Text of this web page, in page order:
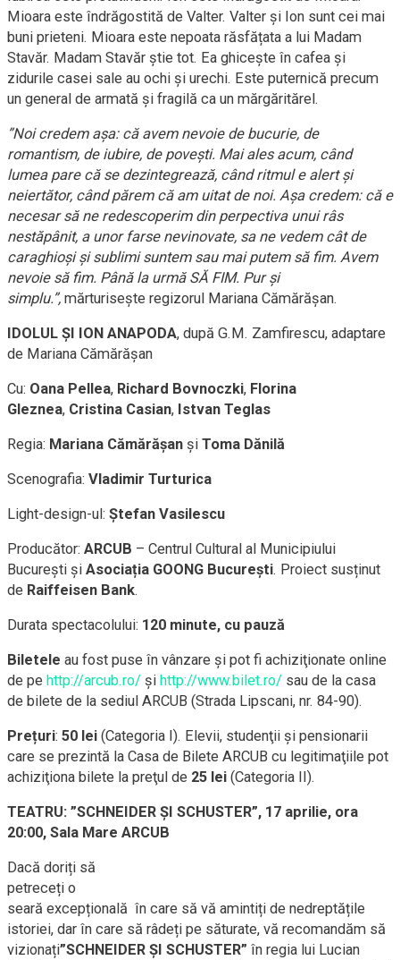
Mioara este îndrăgostită de Valter. Valter și Ion sunt cei mai
buni prieteni. Mioara este nepoata răsfățata a lui Madam
Stavăr. Madam Stavăr știe tot. Ea ghicește în cafea și
zidurile casei sale au ochi și urechi. Este puternică precum
un general de armată și fragilă ca un mărgăritărel.
”Noi credem așa: că avem nevoie de bucurie, de
romantism, de iubire, de povești. Mai ales acum, când
lumea pare că se dezintegrează, când ritmul e alert și
neiertător, când părem că am uitat de noi. Așa credem: că e
necesar să ne redescoperim din perpectiva unui râs
nestăpânit, a unor farse nevinovate, sa ne vedem cât de
caraghioși și sublimi suntem sau mai putem să fim. Avem
nevoie să fim. Până la urmă SĂ FIM. Pur și
simplu.”, mărturisește regizorul Mariana Cămărășan.
IDOLUL ȘI ION ANAPODA, după G.M. Zamfirescu, adaptare
de Mariana Cămărășan
Cu: Oana Pellea, Richard Bovnoczki, Florina
Gleznea, Cristina Casian, Istvan Teglas
Regia: Mariana Cămărășan și Toma Dănilă
Scenografia: Vladimir Turturica
Light-design-ul: Ștefan Vasilescu
Producător: ARCUB – Centrul Cultural al Municipiului
București și Asociația GOONG București. Proiect susținut
de Raiffeisen Bank.
Durata spectacolului: 120 minute, cu pauză
Biletele au fost puse în vânzare și pot fi achiziţionate online
de pe http://arcub.ro/ și http://www.bilet.ro/ sau de la casa
de bilete de la sediul ARCUB (Strada Lipscani, nr. 84-90).
Prețuri: 50 lei (Categoria I). Elevii, studenţii și pensionarii
care se prezintă la Casa de Bilete ARCUB cu legitimaţiile pot
achiziţiona bilete la preţul de 25 lei (Categoria II).
TEATRU: ”SCHNEIDER Ș I SCHUSTER”, 17 aprilie, ora
20:00, Sala Mare ARCUB
Dacă doriți să
petreceți o
seară excepțională în care să vă amintiți de nedreptățile
istoriei, dar în care să râdeți pe săturate, vă recomandăm să
vizionați”SCHNEIDER ȘI SCHUSTER” în regia lui Lucian